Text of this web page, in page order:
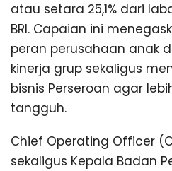
atau setara 25,1% dari
BRI. Capaian ini
peran perusahaan anak
kinerja grup sekaligus
bisnis Perseroan agar
tangguh.
Chief Operating Officer
sekaligus Kepala Badan